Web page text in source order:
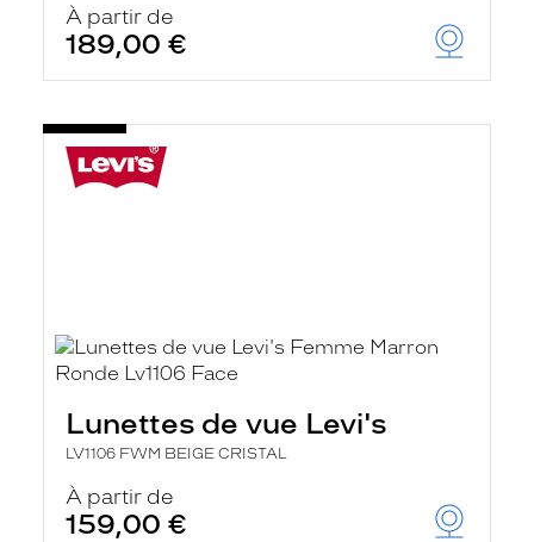
À partir de
189,00 €
Lunettes de vue Levi's
LV1106 FWM BEIGE CRISTAL
À partir de
159,00 €